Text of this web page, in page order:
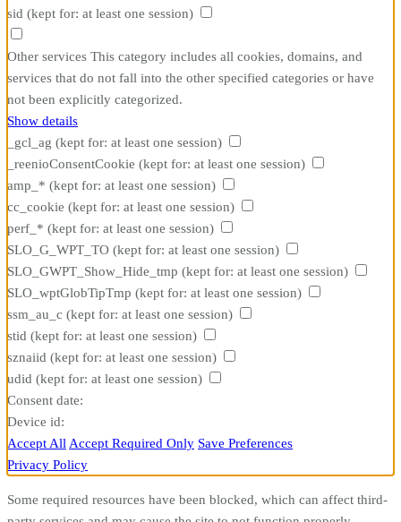
sid (kept for: at least one session)
Other services This category includes all cookies, domains, and
services that do not fall into the other specified categories or have
not been explicitly categorized.
Show details
_gcl_ag (kept for: at least one session)
_reenioConsentCookie (kept for: at least one session)
amp_* (kept for: at least one session)
cc_cookie (kept for: at least one session)
perf_* (kept for: at least one session)
SLO_G_WPT_TO (kept for: at least one session)
SLO_GWPT_Show_Hide_tmp (kept for: at least one session)
SLO_wptGlobTipTmp (kept for: at least one session)
ssm_au_c (kept for: at least one session)
stid (kept for: at least one session)
sznaiid (kept for: at least one session)
udid (kept for: at least one session)
Consent date:
Device id:
Accept All Accept Required Only Save Preferences
Privacy Policy
Some required resources have been blocked, which can affect third-